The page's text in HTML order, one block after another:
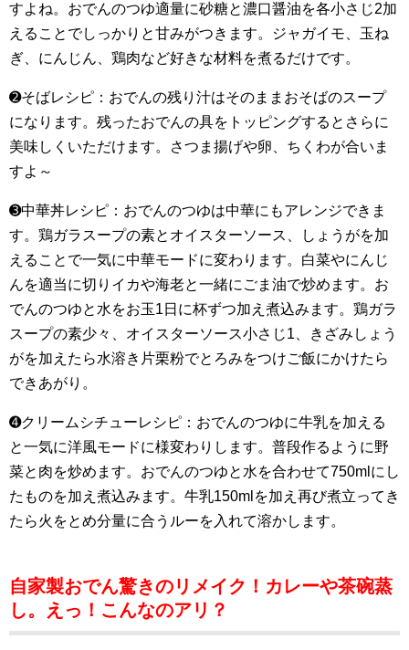
すよね。おでんのつゆ適量に砂糖と濃口醤油を各小さじ2加
えることでしっかりと甘みがつきます。ジャガイモ、玉ね
ぎ、にんじん、鶏肉など好きな材料を煮るだけです。
➋そばレシピ：おでんの残り汁はそのままおそばのスープ
になります。残ったおでんの具をトッピングするとさらに
美味しくいただけます。さつま揚げや卵、ちくわが合いま
すよ～
➌中華丼レシピ：おでんのつゆは中華にもアレンジできま
す。鶏ガラスープの素とオイスターソース、しょうがを加
えることで一気に中華モードに変わります。白菜やにんじ
んを適当に切りイカや海老と一緒にごま油で炒めます。お
でんのつゆと水をお玉1日に杯ずつ加え煮込みます。鶏ガラ
スープの素少々、オイスターソース小さじ1、きざみしょう
がを加えたら水溶き片栗粉でとろみをつけご飯にかけたら
できあがり。
➍クリームシチューレシピ：おでんのつゆに牛乳を加える
と一気に洋風モードに様変わりします。普段作るように野
菜と肉を炒めます。おでんのつゆと水を合わせて750mlにし
たものを加え煮込みます。牛乳150mlを加え再び煮立ってき
たら火をとめ分量に合うルーを入れて溶かします。
自家製おでん驚きのリメイク！カレーや茶碗蒸
し。えっ！こんなのアリ？